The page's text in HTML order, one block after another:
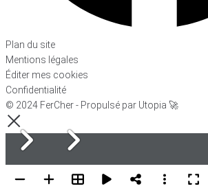
Plan du site
Mentions légales
Éditer mes cookies
Confidentialité
© 2024 FerCher - Propulsé par Utopia 🚀